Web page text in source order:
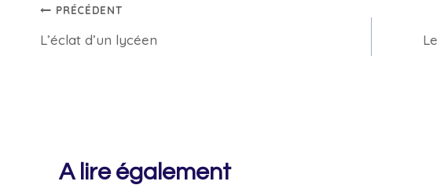
Navigation
de
PRÉCÉDENT
L’éclat d’un lycéen
A lire également